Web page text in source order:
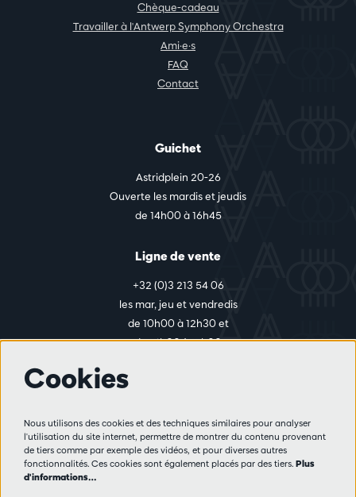
Chèque-cadeau
Travailler à l'Antwerp Symphony Orchestra
Ami·e·s
FAQ
Contact
Guichet
Astridplein 20-26
Ouverte les mardis et jeudis
de 14h00 à 16h45
Ligne de vente
+32 (0)3 213 54 06
les mar, jeu et vendredis
de 10h00 à 12h30 et
de 14h00 à 17h00
Règlement des visiteurs
Vie privée
Cookies
Nous utilisons des cookies et des techniques similaires pour analyser
l'utilisation du site internet, permettre de montrer du contenu provenant
de tiers comme par exemple des vidéos, et pour diverses autres
fonctionnalités. Ces cookies sont également placés par des tiers. Plus
d'informations…